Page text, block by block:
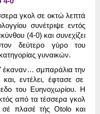
α γκολ σε οκτώ λεπτά
ίου συνέτριψε εντός
κύνθου (4-0) και συνεχίζει
δεύτερο γύρο του
κατηγορίας γυναικών.
έκαναν… σμπαράλια την
και,εντέλει, έφτασε σε
του Ευηνοχωρίου. Η
ός από τατέσσεραγκολ
σέ πλασέτής Otolo και